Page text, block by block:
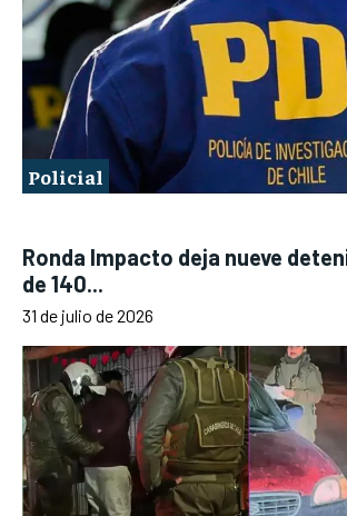
Policial
Ronda Impacto deja nueve
de 140...
31 de julio de 2026